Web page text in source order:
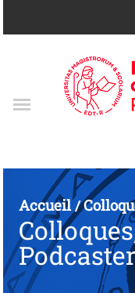
Accueil/
Podcaster